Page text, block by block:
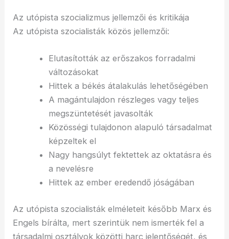
Az utópista szocializmus jellemzői és kritikája
Az utópista szocialisták közös jellemzői:
Elutasították az erőszakos forradalmi
változásokat
Hittek a békés átalakulás lehetőségében
A magántulajdon részleges vagy teljes
megszüntetését javasolták
Közösségi tulajdonon alapuló társadalmat
képzeltek el
Nagy hangsúlyt fektettek az oktatásra és
a nevelésre
Hittek az ember eredendő jóságában
Az utópista szocialisták elméleteit később Marx és
Engels bírálta, mert szerintük nem ismerték fel a
társadalmi osztályok közötti harc jelentőségét, és